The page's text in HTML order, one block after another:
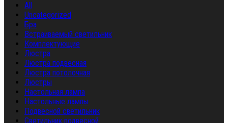
All
Uncategorized
Бра
Встраиваемый светильник
Комплектующие
Люстра
Люстра подвесная
Люстра потолочная
Люстры
Настольная лампа
Настольные лампы
Подвесной светильник
Светильник подвесной